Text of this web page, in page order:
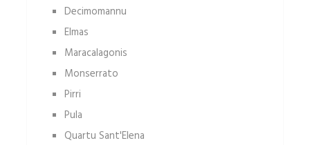
Decimomannu
Elmas
Maracalagonis
Monserrato
Pirri
Pula
Quartu Sant'Elena